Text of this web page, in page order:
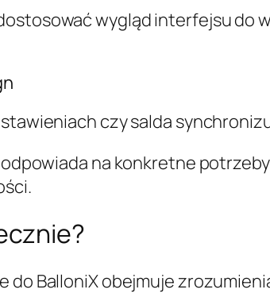
wygląd interfejsu do
czy salda
na konkretne
do BalloniX obejmuje